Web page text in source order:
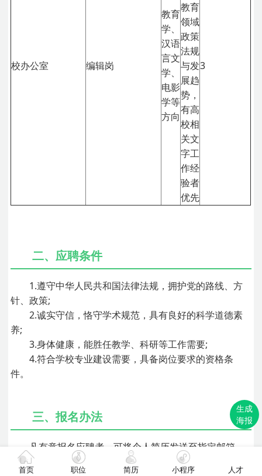
生成
海报
校办公室 编辑岗
教育
学、
汉语
言文
学、
电影
学等
方向
教育
领域
政策
法规
与发
展趋
势，
有高
校相
关文
字工
作经
验者
优先
3
二、应聘条件
1.遵守中华人民共和国法律法规，拥护党的路线、方
针、政策;
2.诚实守信，恪守学术规范，具有良好的科学道德素
养;
3.身体健康，能胜任教学、科研等工作需要;
4.符合学校专业建设需要，具备岗位要求的资格条
件。
三、报名办法
凡有意报名应聘者，可将个人简历发送至指定邮箱，
邮件标题格式：姓名+应聘部门+应聘岗位+高层次人才网
首页 职位 简历 小程序 人才